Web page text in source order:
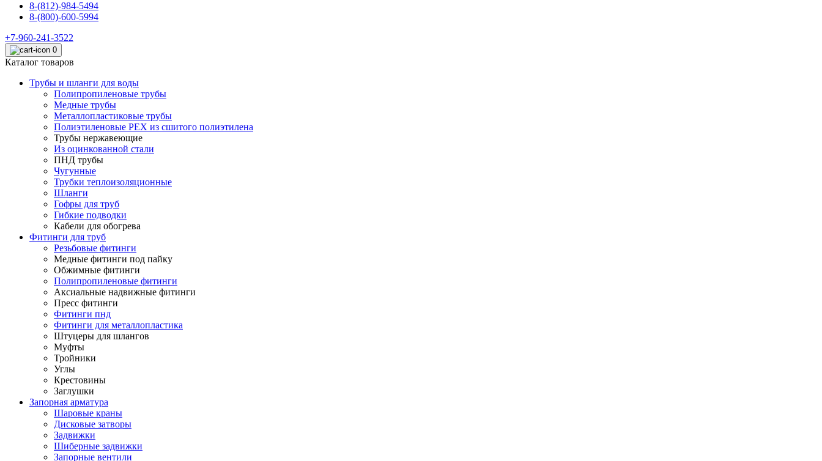
8-(812)-984-5494
8-(800)-600-5994
+7-960-241-3522
0
Каталог товаров
Трубы и шланги для воды
Полипропиленовые трубы
Медные трубы
Металлопластиковые трубы
Полиэтиленовые PEX из сшитого полиэтилена
Трубы нержавеющие
Из оцинкованной стали
ПНД трубы
Чугунные
Трубки теплоизоляционные
Шланги
Гофры для труб
Гибкие подводки
Кабели для обогрева
Фитинги для труб
Резьбовые фитинги
Медные фитинги под пайку
Обжимные фитинги
Полипропиленовые фитинги
Аксиальные надвижные фитинги
Пресс фитинги
Фитинги пнд
Фитинги для металлопластика
Штуцеры для шлангов
Муфты
Тройники
Углы
Крестовины
Заглушки
Запорная арматура
Шаровые краны
Дисковые затворы
Задвижки
Шиберные задвижки
Запорные вентили